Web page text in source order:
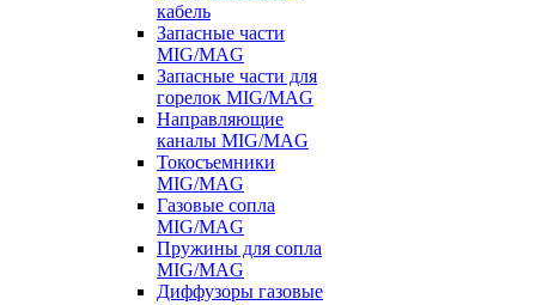
кабель
Запасные части
MIG/MAG
Запасные части для
горелок MIG/MAG
Направляющие
каналы MIG/MAG
Токосъемники
MIG/MAG
Газовые сопла
MIG/MAG
Пружины для сопла
MIG/MAG
Диффузоры газовые